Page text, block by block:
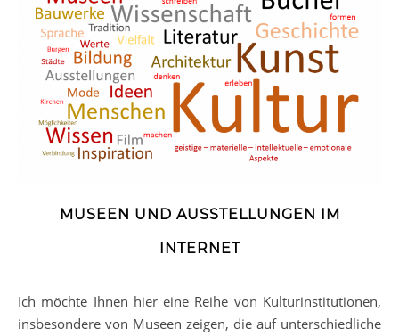
MUSEEN UND AUSSTELLUNGEN IM
INTERNET
Ich möchte Ihnen hier eine Reihe von Kulturinstitutionen,
insbesondere von Museen zeigen, die auf unterschiedliche